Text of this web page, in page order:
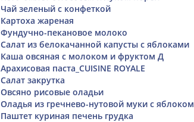
Чай зеленый с конфеткой
Картоха жареная
Фундучно-пекановое молоко
Салат из белокачанной капусты с яблоками
Каша овсяная с молоком и фруктом Д
Арахисовая паста_CUISINE ROYALE
Салат закрутка
Овсяно рисовые оладьи
Оладья из гречнево-нутовой муки с яблоком
Паштет куриная печень грудка